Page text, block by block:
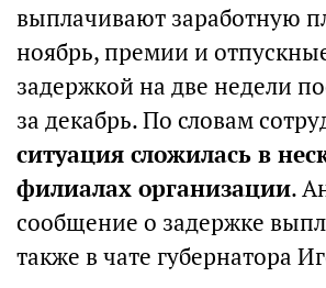
выплачивают заработную
ноябрь, премии и
задержкой на две недели
за декабрь. По словам
ситуация сложилась в
филиалах организации.
сообщение о задержке
также в чате губернатора